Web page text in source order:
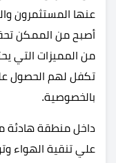
عنها المستثمرون
أصبح من الممكن
من المميزات التي
تكفل لهم الحصول
بالخصوصية.
داخل منطقة هادئة
علي تنقية الهواء